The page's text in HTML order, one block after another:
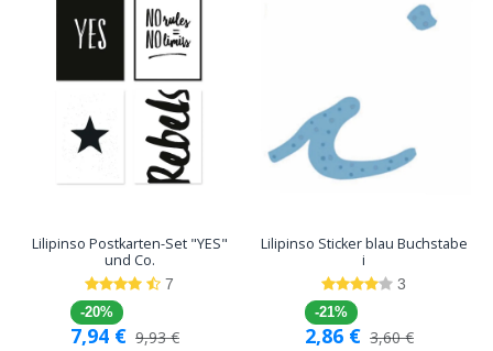
Lilipinso Postkarten-Set "YES"
und Co.
7
-20%
7,94 € 9,93€
Lilipinso Sticker blau Buchstabe
i
3
-21%
2,86 € 3,60€